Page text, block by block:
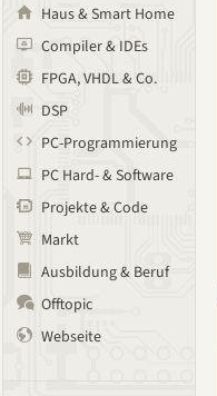
Haus & Smart Home
Compiler & IDEs
FPGA, VHDL & Co.
DSP
PC-Programmierung
PC Hard- & Software
Projekte & Code
Markt
Ausbildung & Beruf
Offtopic
Webseite